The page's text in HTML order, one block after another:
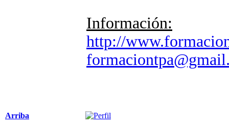
Información:
http://
Arriba